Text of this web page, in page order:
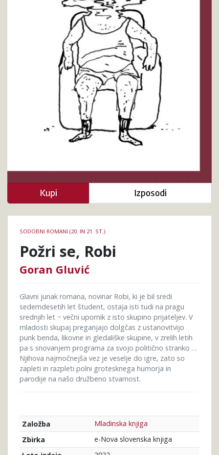
knjige
SODOBNI ROMANI (20. IN 21. ST.)
Požri se, Robi
Goran Gluvić
Glavni junak romana, novinar Robi, ki je bil sredi
sedemdesetih let študent, ostaja isti tudi na pragu
srednjih let − večni upornik z isto skupino prijateljev. V
mladosti skupaj preganjajo dolgčas z ustanovitvijo
punk benda, likovne in gledališke skupine, v zrelih letih
pa s snovanjem programa za svojo politično stranko …
Njihova najmočnejša vez je veselje do igre, zato so
zapleti in razpleti polni grotesknega humorja in
parodije na našo družbeno stvarnost.
Založba
Mladinska knjiga
Zbirka
e-Nova slovenska knjiga
Kupi Izposodi